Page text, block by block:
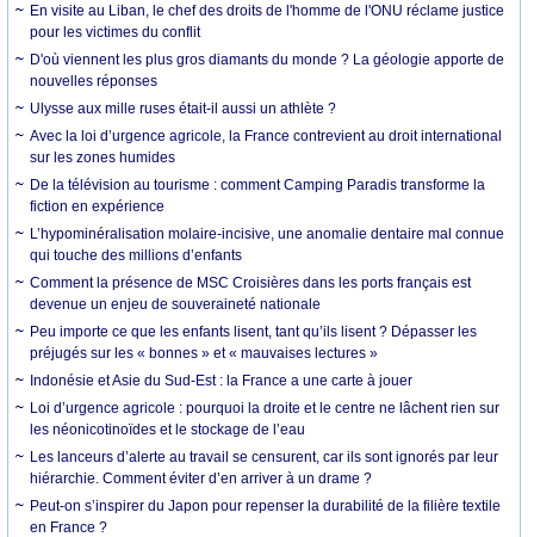
En visite au Liban, le chef des droits de l'homme de l'ONU réclame justice
pour les victimes du conflit
D'où viennent les plus gros diamants du monde ? La géologie apporte de
nouvelles réponses
Ulysse aux mille ruses était-il aussi un athlète ?
Avec la loi d’urgence agricole, la France contrevient au droit international
sur les zones humides
De la télévision au tourisme : comment Camping Paradis transforme la
fiction en expérience
L’hypominéralisation molaire-incisive, une anomalie dentaire mal connue
qui touche des millions d’enfants
Comment la présence de MSC Croisières dans les ports français est
devenue un enjeu de souveraineté nationale
Peu importe ce que les enfants lisent, tant qu’ils lisent ? Dépasser les
préjugés sur les « bonnes » et « mauvaises lectures »
Indonésie et Asie du Sud-Est : la France a une carte à jouer
Loi d’urgence agricole : pourquoi la droite et le centre ne lâchent rien sur
les néonicotinoïdes et le stockage de l’eau
Les lanceurs d’alerte au travail se censurent, car ils sont ignorés par leur
hiérarchie. Comment éviter d’en arriver à un drame ?
Peut-on s’inspirer du Japon pour repenser la durabilité de la filière textile
en France ?